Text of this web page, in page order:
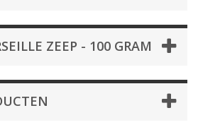
ZEEP - 100 GRAM